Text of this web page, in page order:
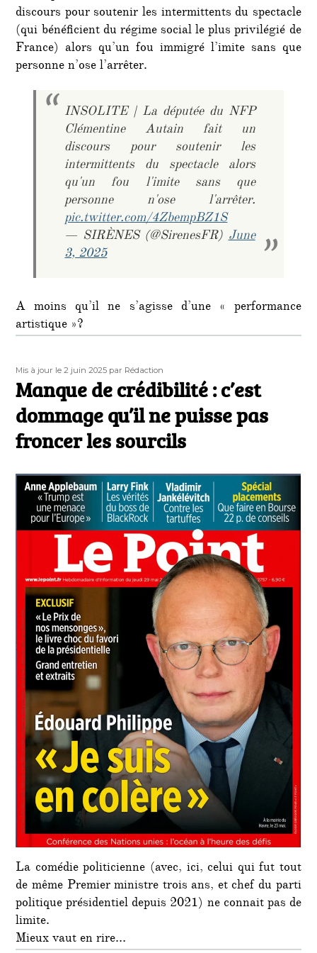
discours pour soutenir les intermittents du spectacle
(qui bénéficient du régime social le plus privilégié de
France) alors qu’un fou immigré l’imite sans que
personne n’ose l’arrêter.
INSOLITE | La députée du NFP
Clémentine Autain fait un
discours pour soutenir les
intermittents du spectacle alors
qu'un fou l'imite sans que
personne n'ose l'arrêter.
pic.twitter.com/4ZbempBZ1S
— SIRÈNES (@SirenesFR)June
3, 2025
A moins qu’il ne s’agisse d’une « performance
artistique »?
Publié
le
Mis à jour le 2 juin 2025 Auteur
par Rédaction
Manque de crédibilité : c’est
dommage qu’il ne puisse pas
froncer les sourcils
La comédie politicienne (avec, ici, celui qui fut tout
de même Premier ministre trois ans, et chef du parti
politique présidentiel depuis 2021) ne connait pas de
limite.
Mieux vaut en rire…